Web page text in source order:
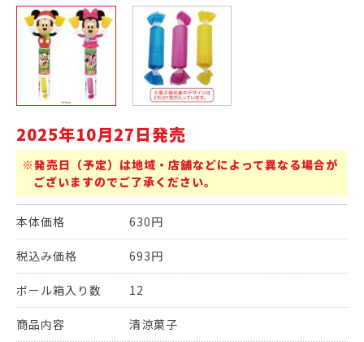
2025年10月27日発売
※発売日（予定）は地域・店舗などによって異なる場合が
ございますのでご了承ください。
本体価格 630円
税込み価格 693円
ボール箱入り数 12
商品内容 清涼菓子